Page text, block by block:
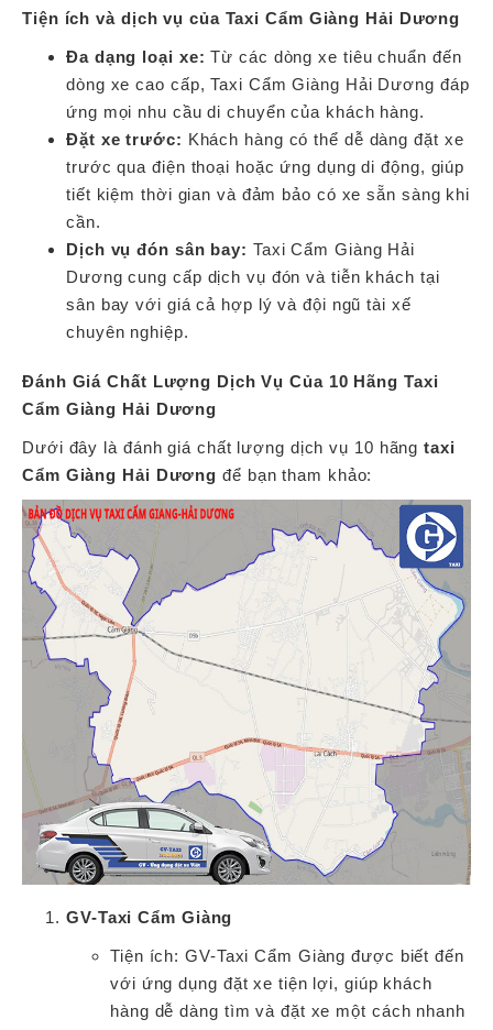
Tiện ích và dịch vụ của Taxi Cẩm Giàng Hải Dương
Đa dạng loại xe: Từ các dòng xe tiêu chuẩn đến
dòng xe cao cấp, Taxi Cẩm Giàng Hải Dương đáp
ứng mọi nhu cầu di chuyển của khách hàng.
Đặt xe trước: Khách hàng có thể dễ dàng đặt xe
trước qua điện thoại hoặc ứng dụng di động, giúp
tiết kiệm thời gian và đảm bảo có xe sẵn sàng khi
cần.
Dịch vụ đón sân bay: Taxi Cẩm Giàng Hải
Dương cung cấp dịch vụ đón và tiễn khách tại
sân bay với giá cả hợp lý và đội ngũ tài xế
chuyên nghiệp.
Đánh Giá Chất Lượng Dịch Vụ Của 10 Hãng Taxi
Cẩm Giàng Hải Dương
Dưới đây là đánh giá chất lượng dịch vụ 10 hãngtaxi
Cẩm Giàng Hải Dương để bạn tham khảo:
GV-Taxi Cẩm Giàng
Tiện ích: GV-Taxi Cẩm Giàng được biết đến
với ứng dụng đặt xe tiện lợi, giúp khách
hàng dễ dàng tìm và đặt xe một cách nhanh